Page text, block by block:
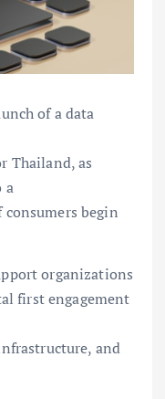
of a data
Thailand, as
a
begin
organizations
first engagement
and